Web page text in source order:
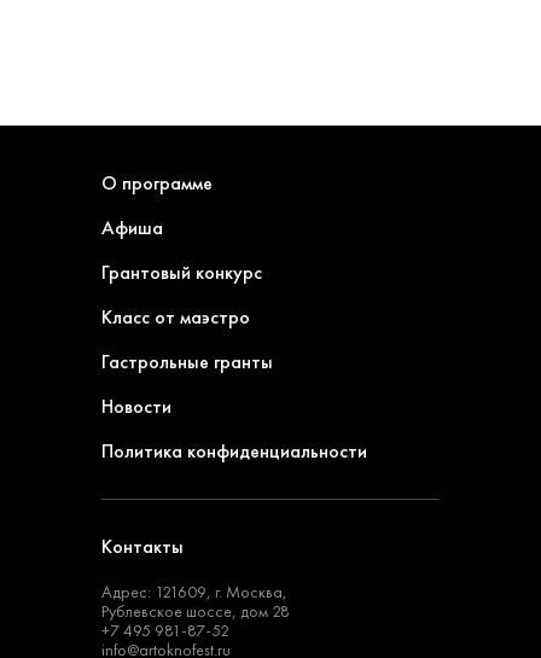
О программе
Афиша
Грантовый конкурс
Класс от маэстро
Гастрольные гранты
Новости
Политика конфиденциальности
Контакты
Адрес: 121609, г. Москва,
Рублевское шоссе, дом 28
+7 495 981-87-52
info@artoknofest.ru